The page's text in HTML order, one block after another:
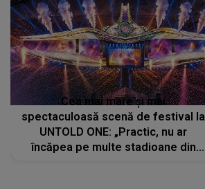
Cea mai mare și mai
spectaculoasă scenă de festival la
UNTOLD ONE: „Practic, nu ar
încăpea pe multe stadioane din